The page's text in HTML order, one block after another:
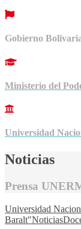
Gobierno
Ministerio del
Universidad
Noticias
Prensa
Universidad
Baralt"Noticias